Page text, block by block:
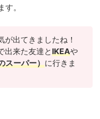
。
出てきましたね！
出来た友達とIKEAや
スーパー）に行きま